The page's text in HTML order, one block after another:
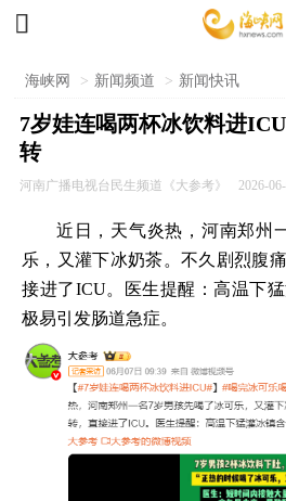

海峡网 > 新闻频道 > 新闻快讯
7岁娃连喝两杯冰饮料进
转
河南广播电视台民生频道《大参考》 2026-
近日，天气炎热，河南郑州
乐，又灌下冰奶茶。不久剧烈腹
接进了ICU。医生提醒：高温下
极易引发肠道急症。